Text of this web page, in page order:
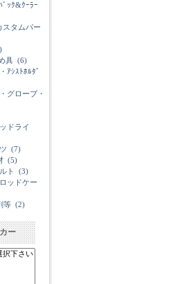
ﾞｯｸ&ｸｰﾗｰ
スタムパー
具 (6)
ｱｼｽﾄﾎﾙﾀﾞ
グローブ・
ドライ
(7)
(5)
ト
(3)
ッドケー
等 (2)
ー